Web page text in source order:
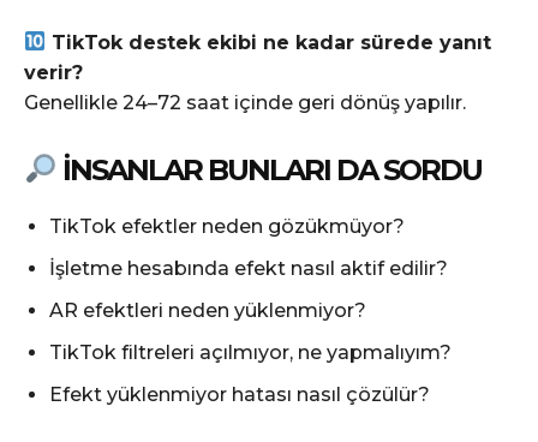
TikTok destek ekibi ne kadar sürede yanıt
verir?
Genellikle 24–72 saat içinde geri dönüş yapılır.
İNSANLAR BUNLARI DA SORDU
TikTok efektler neden gözükmüyor?
İşletme hesabında efekt nasıl aktif edilir?
AR efektleri neden yüklenmiyor?
TikTok filtreleri açılmıyor, ne yapmalıyım?
Efekt yüklenmiyor hatası nasıl çözülür?